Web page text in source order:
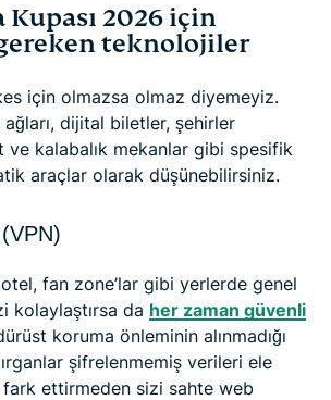
Kupası 2026 için
teknolojiler
için olmazsa olmaz diyemeyiz.
dijital biletler, şehirler
ve kalabalık mekanlar gibi spesifik
araçlar olarak düşünebilirsiniz.
fan zone’lar gibi yerlerde genel
kolaylaştırsa da her zaman güvenli
koruma önleminin alınmadığı
şifrelenmemiş verileri ele
ettirmeden sizi sahte web